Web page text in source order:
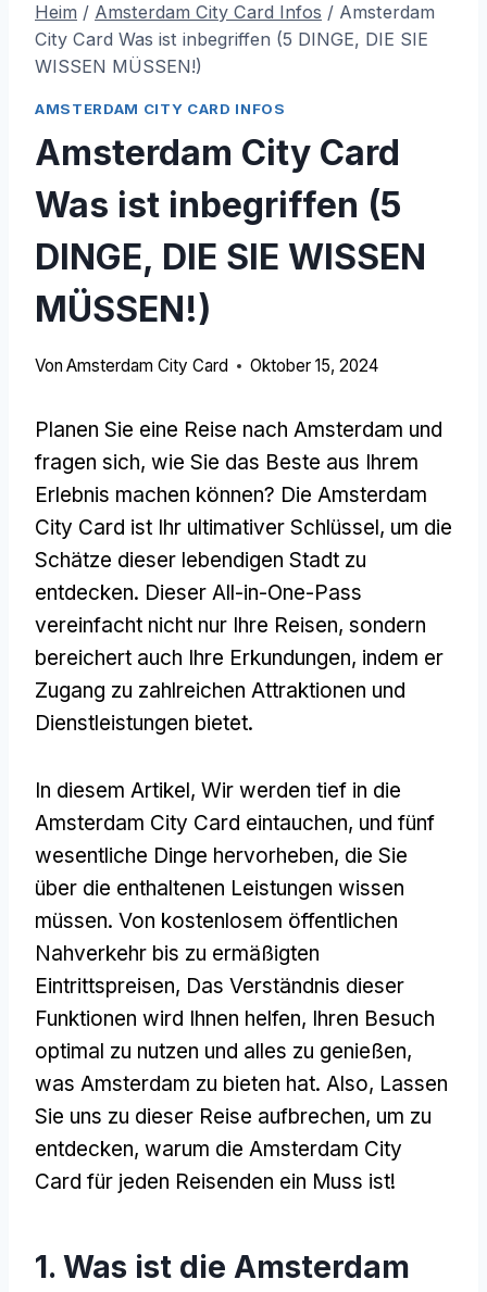
Heim / Amsterdam City Card Infos / Amsterdam
City Card Was ist inbegriffen (5 DINGE, DIE SIE
WISSEN MÜSSEN!)
AMSTERDAM CITY CARD INFOS
Amsterdam City Card
Was ist inbegriffen (5
DINGE, DIE SIE WISSEN
MÜSSEN!)
Von Amsterdam City Card Oktober 15, 2024
Planen Sie eine Reise nach Amsterdam und
fragen sich, wie Sie das Beste aus Ihrem
Erlebnis machen können? Die Amsterdam
City Card ist Ihr ultimativer Schlüssel, um die
Schätze dieser lebendigen Stadt zu
entdecken. Dieser All-in-One-Pass
vereinfacht nicht nur Ihre Reisen, sondern
bereichert auch Ihre Erkundungen, indem er
Zugang zu zahlreichen Attraktionen und
Dienstleistungen bietet.
In diesem Artikel, Wir werden tief in die
Amsterdam City Card eintauchen, und fünf
wesentliche Dinge hervorheben, die Sie
über die enthaltenen Leistungen wissen
müssen. Von kostenlosem öffentlichen
Nahverkehr bis zu ermäßigten
Eintrittspreisen, Das Verständnis dieser
Funktionen wird Ihnen helfen, Ihren Besuch
optimal zu nutzen und alles zu genießen,
was Amsterdam zu bieten hat. Also, Lassen
Sie uns zu dieser Reise aufbrechen, um zu
entdecken, warum die Amsterdam City
Card für jeden Reisenden ein Muss ist!
1. Was ist die Amsterdam